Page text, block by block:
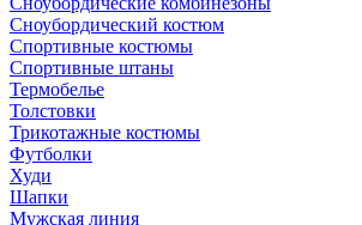
Сноубордический костюм
Спортивные костюмы
Спортивные штаны
Термобелье
Толстовки
Трикотажные костюмы
Футболки
Худи
Шапки
Мужская линия